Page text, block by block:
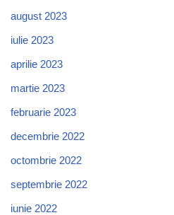
august 2023
iulie 2023
aprilie 2023
martie 2023
februarie 2023
decembrie 2022
octombrie 2022
septembrie 2022
iunie 2022